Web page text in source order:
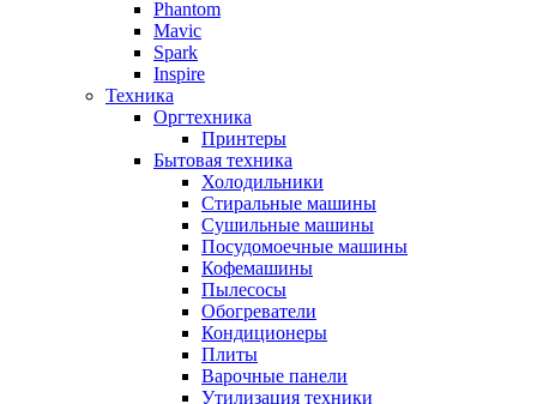
Phantom
Mavic
Spark
Inspire
Техника
Оргтехника
Принтеры
Бытовая техника
Холодильники
Стиральные машины
Сушильные машины
Посудомоечные машины
Кофемашины
Пылесосы
Обогреватели
Кондиционеры
Плиты
Варочные панели
Утилизация техники